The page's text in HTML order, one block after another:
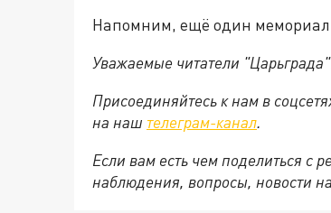
Напомним, ещё один
Уважаемые читатели
Присоединяйтесь к нам в
на наш телеграм-канал.
Если вам есть чем поделиться с
наблюдения, вопросы, новости